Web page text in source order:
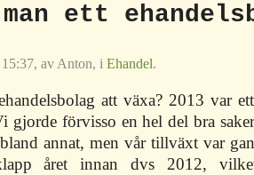
ett
av Anton, i Ehandel.
att växa? 2013 var
gjorde förvisso en hel del bra
annat, men vår tillväxt var
året innan dvs 2012,